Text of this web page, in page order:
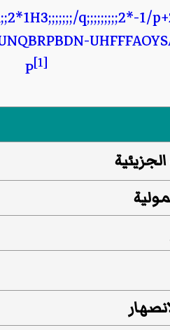
q;;;;;;;;;2*-1/
P[1]